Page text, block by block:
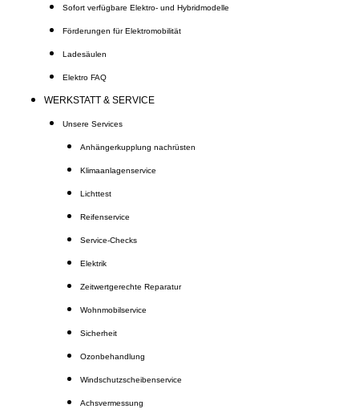
Sofort verfügbare Elektro- und Hybridmodelle
Förderungen für Elektromobilität
Ladesäulen
Elektro FAQ
WERKSTATT & SERVICE
Unsere Services
Anhängerkupplung nachrüsten
Klimaanlagenservice
Lichttest
Reifenservice
Service-Checks
Elektrik
Zeitwertgerechte Reparatur
Wohnmobilservice
Sicherheit
Ozonbehandlung
Windschutzscheibenservice
Achsvermessung